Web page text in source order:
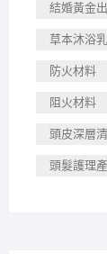
結婚黃金
草本沐浴乳
防火材料
阻火材料
頭皮深層
頭髮護理